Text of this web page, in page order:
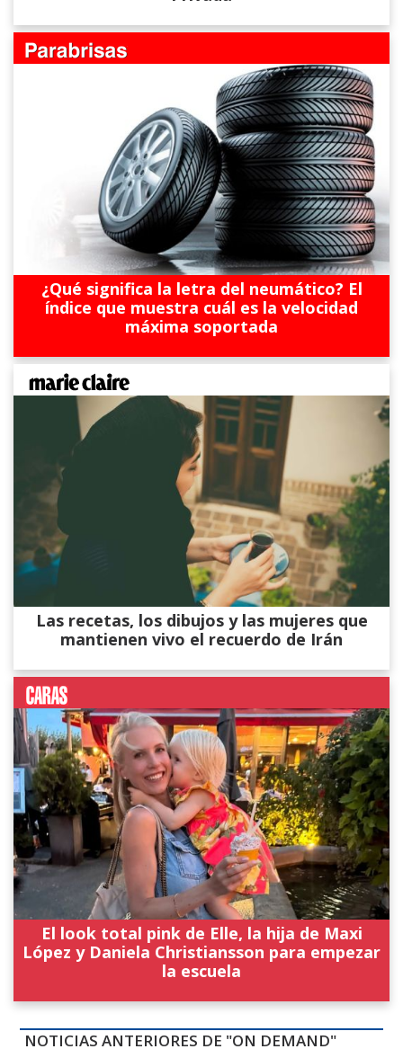
¿Qué significa la letra del neumático? El
índice que muestra cuál es la velocidad
máxima soportada
Las recetas, los dibujos y las mujeres que
mantienen vivo el recuerdo de Irán
El look total pink de Elle, la hija de Maxi
López y Daniela Christiansson para empezar
la escuela
NOTICIAS ANTERIORES DE "ON DEMAND"